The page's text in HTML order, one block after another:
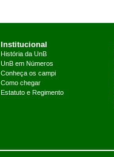
Institucional
História da UnB
UnB em Números
Conheça os campi
Como chegar
Estatuto e Regimento